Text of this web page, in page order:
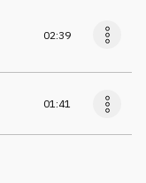
02:39
01:41